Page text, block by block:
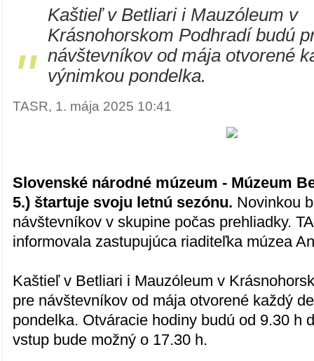
"
Kaštieľ v Betliari i Mauzóleum v
Krásnohorskom Podhradí budú
návštevníkov od mája otvorené
výnimkou pondelka.
TASR, 1. mája 2025 10:41
Slovenské národné múzeum - Múzeum
5.) štartuje svoju letnú sezónu. Novinkou
návštevníkov v skupine počas prehliadky.
informovala zastupujúca riaditeľka múzea
Kaštieľ v Betliari i Mauzóleum v
pre návštevníkov od mája otvorené každý
pondelka. Otváracie hodiny budú od 9.30 h
vstup bude možný o 17.30 h.